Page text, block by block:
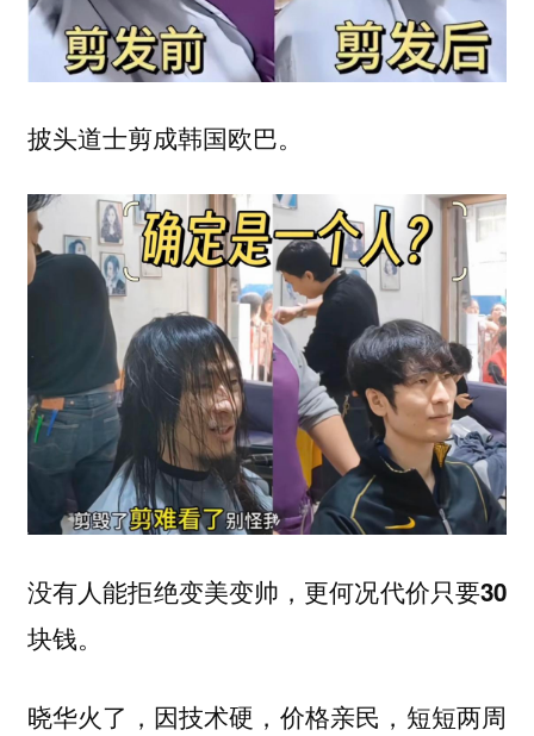
披头道士剪成韩国欧巴。
没有人能拒绝变美变帅，更何况代价只要30
块钱。
晓华火了，因技术硬，价格亲民，短短两周